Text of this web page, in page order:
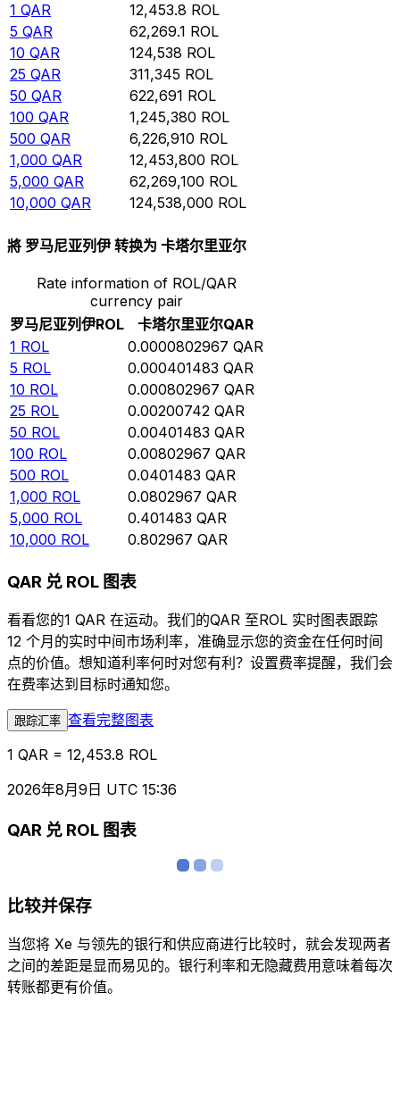
1 QAR 12,453.8 ROL
5 QAR 62,269.1 ROL
10 QAR 124,538 ROL
25 QAR 311,345 ROL
50 QAR 622,691 ROL
100 QAR 1,245,380 ROL
500 QAR 6,226,910 ROL
1,000 QAR 12,453,800 ROL
5,000 QAR 62,269,100 ROL
10,000 QAR 124,538,000 ROL
將 罗马尼亚列伊 转换为 卡塔尔里亚尔
Rate information of ROL/QAR
currency pair
罗马尼亚列伊ROL 卡塔尔里亚尔QAR
1 ROL 0.0000802967 QAR
5 ROL 0.000401483 QAR
10 ROL 0.000802967 QAR
25 ROL 0.00200742 QAR
50 ROL 0.00401483 QAR
100 ROL 0.00802967 QAR
500 ROL 0.0401483 QAR
1,000 ROL 0.0802967 QAR
5,000 ROL 0.401483 QAR
10,000 ROL 0.802967 QAR
QAR 兑 ROL 图表
看看您的1 QAR 在运动。我们的QAR 至ROL 实时图表跟踪
12 个月的实时中间市场利率，准确显示您的资金在任何时间
点的价值。想知道利率何时对您有利？设置费率提醒，我们会
在费率达到目标时通知您。
跟踪汇率 查看完整图表
1 QAR = 12,453.8 ROL
2026年8月9日 UTC 15:36
QAR 兑 ROL 图表
比较并保存
当您将 Xe 与领先的银行和供应商进行比较时，就会发现两者
之间的差距是显而易见的。银行利率和无隐藏费用意味着每次
转账都更有价值。